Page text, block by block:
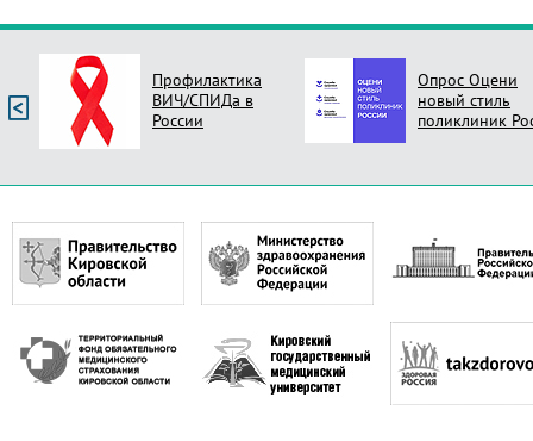
Профилактика
ВИЧ/СПИДа в
России
Опрос Оцени
новый стиль
поликлиник